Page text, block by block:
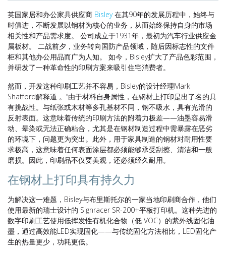
英国家居和办公家具供应商 Bisley在其90年的发展历程中，始终与
时俱进，不断发展以钢材为核心的业务，从而始终保持自身的市场
相关性和产品需求度。 公司成立于1931年，最初为汽车行业供应金
属板材。 二战前夕，业务转向国防产品领域，随后因标志性的文件
柜和其他办公用品而广为人知。 如今，Bisley扩大了产品色彩范围，
并研发了一种革命性的印刷方案来吸引住宅消费者。
然而，开发这种印刷工艺并不容易，Bisley的设计经理Mark
Shatford解释道 。“由于材料自身属性，在钢材上打印是出了名的具
有挑战性。与纸张或木材等多孔基材不同，钢不吸水，具有光滑的
反射表面。这意味着传统的印刷方法的附着力极差——油墨容易滑
动、晕染或无法正确粘合，尤其是在钢材制造过程中需暴露在恶劣
的环境下，问题更为突出。此外，用于家具制造的钢材对耐用性要
求极高，这意味着任何表面涂层都必须能够承受刮擦、清洁和一般
磨损。因此，印刷品不仅要美观，还必须经久耐用。
在钢材上打印具有持久力
为解决这一难题，Bisley与布里斯托尔的一家当地印刷商合作，他们
使用最新的瑞士设计的 Signracer SR-200+平板打印机。这种先进的
数字印刷工艺使用低挥发性有机化合物（低 VOC）的紫外线固化油
墨，通过高效能LED实现固化——与传统固化方法相比，LED固化产
生的热量更少，功耗更低。